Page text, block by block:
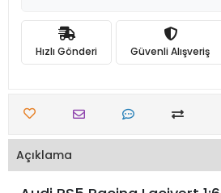
Hızlı Gönderi Güvenli Alışveriş
Açıklama